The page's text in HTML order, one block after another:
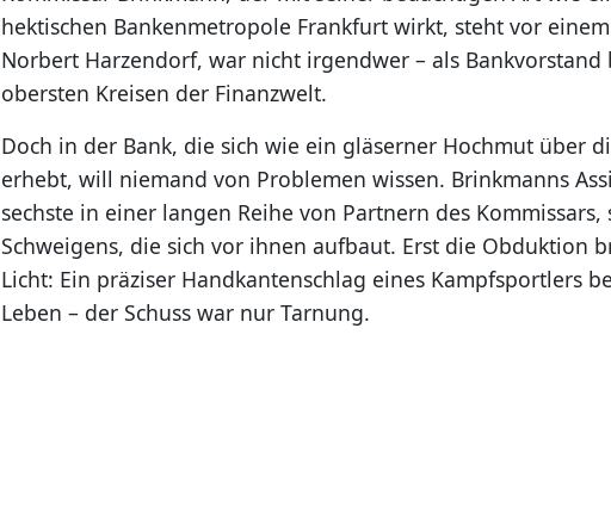
hektischen Bankenmetropole Frankfurt wirkt, steht vor
Norbert Harzendorf, war nicht irgendwer – als Bankvorstand
obersten Kreisen der Finanzwelt.
Doch in der Bank, die sich wie ein gläserner Hochmut über
erhebt, will niemand von Problemen wissen. Brinkmanns
sechste in einer langen Reihe von Partnern des
Schweigens, die sich vor ihnen aufbaut. Erst die Obduktion
Licht: Ein präziser Handkantenschlag eines Kampfsportlers
Leben – der Schuss war nur Tarnung.